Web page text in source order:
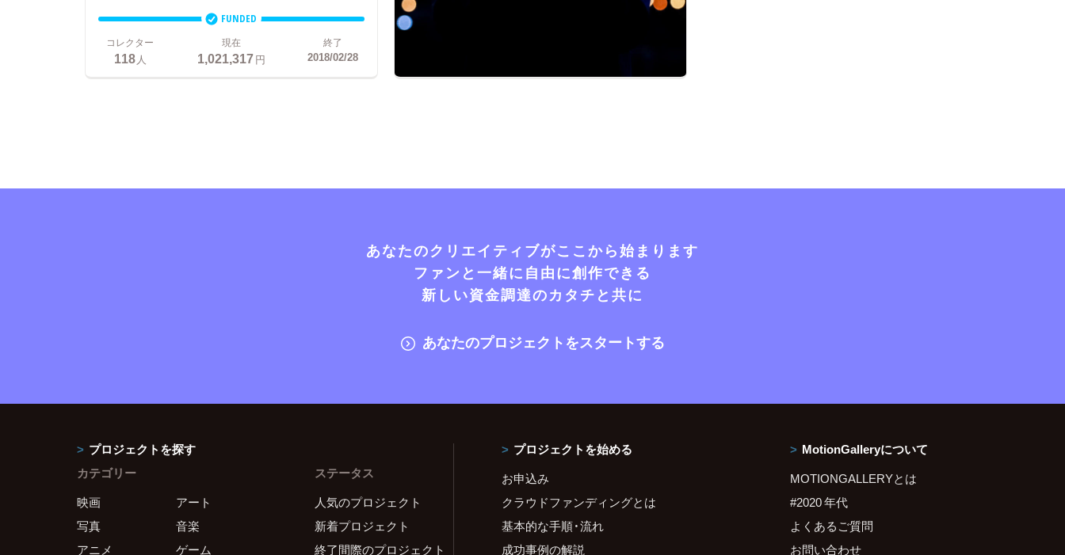
FUNDED
コレクター
118人
現在
1,021,317円
終了
2018/02/28
あなたのクリエイティブがここから始まります
ファンと一緒に自由に創作できる
新しい資金調達のカタチと共に
あなたのプロジェクトをスタートする
プロジェクトを探す
カテゴリー
映画
アート
写真
音楽
アニメ
ゲーム
ステータス
人気のプロジェクト
新着プロジェクト
終了間際のプロジェクト
プロジェクトを始める
お申込み
クラウドファンディングとは
基本的な手順・流れ
成功事例の解説
MotionGalleryについて
MOTIONGALLERYとは
#2020 年代
よくあるご質問
お問い合わせ